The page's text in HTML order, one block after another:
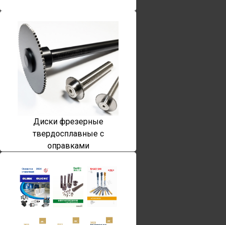
Диски фрезерные
твердосплавные с
оправками